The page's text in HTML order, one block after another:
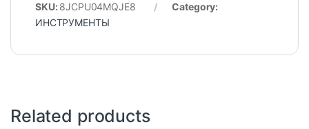
SKU: 8JCPU04MQJE8
Category:
ИНСТРУМЕНТЫ
Related products